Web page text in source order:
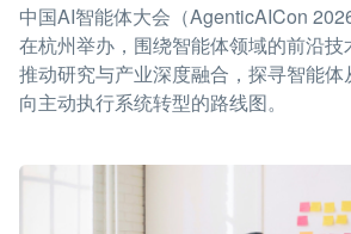
中国AI智能体大会（AgenticAICon
在杭州举办，围绕智能体领域的前沿技
推动研究与产业深度融合，探寻智能体
向主动执行系统转型的路线图。